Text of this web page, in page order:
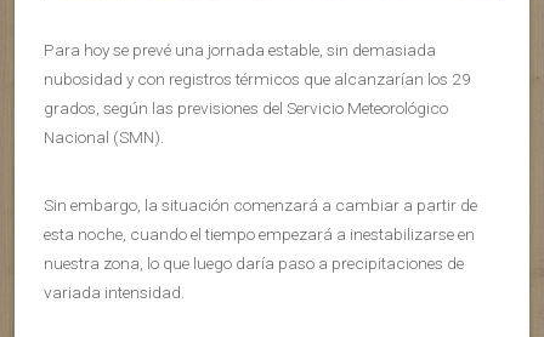
Para hoy se prevé una jornada estable, sin demasiada
nubosidad y con registros térmicos que alcanzarían los 29
grados, según las previsiones del Servicio Meteorológico
Nacional (SMN).
Sin embargo, la situación comenzará a cambiar a partir de
esta noche, cuando el tiempo empezará a inestabilizarse en
nuestra zona, lo que luego daría paso a precipitaciones de
variada intensidad.